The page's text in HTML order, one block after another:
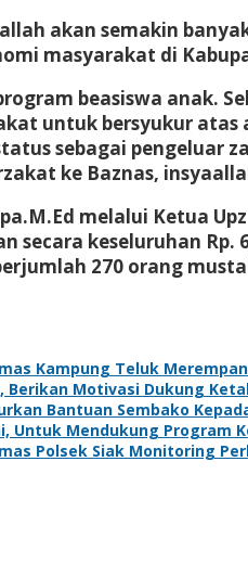
akan semakin
masyarakat di
beasiswa anak.
untuk bersyukur
sebagai pengeluar
ke Baznas,
melalui Ketua
secara keseluruhan
270 orang
Kampung Teluk
Berikan Motivasi Dukung
Bantuan Sembako
Untuk Mendukung Program
Polsek Siak Monitoring